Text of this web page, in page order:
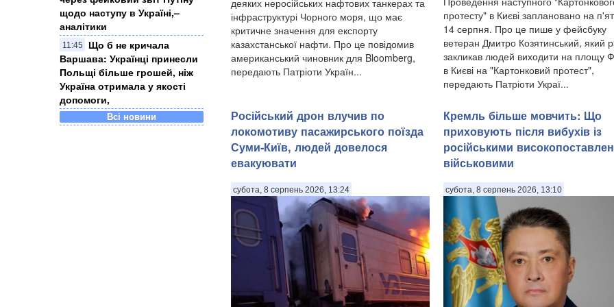
щодо наступу в Україні,–
аналітики
11:45
Що б не кричала
Варшава: Українці принесли
Польщі більше грошей, ніж
Україна отримала у якості
допомоги,
Всі новини
деяких неросійських нафтових танкерах та
інфраструктурі Чорного моря, що має
критичне значення для експорту
казахстанської нафти. Про це повідомив
американський чиновник для Bloomberg,
передають Патріоти Україн...
протесту" в Києві заплановано на
14 серпня. Про це пише у фейсбуку
ветеран Дмитро Козятинський, який
закликав людей виходити на площу
в Києві на "Картонковий протест",
передають Патріоти Украї...
Російський дрон влучив по
локомотиву пасажирського поїзда
Суми-Київ, людей довелося
евакуювати
субота, 8 серпень 2026, 13:24
Кремль більше мовчить: Що
приховують після вибухів із
російськими
військовими
субота, 8 серпень 2026, 13:10